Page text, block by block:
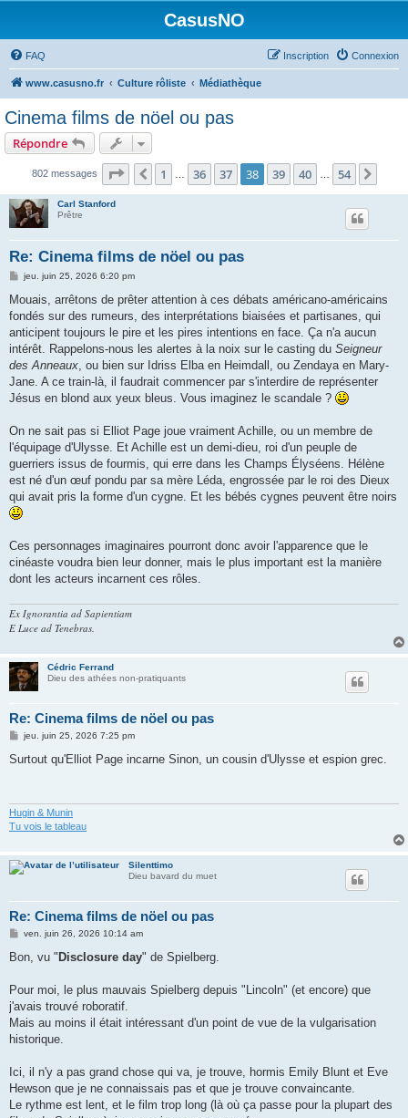
CasusNO
FAQ Connexion
Inscription
www.casusno.fr Culture rôliste Médiathèque
Cinema films de nöel ou pas
Répondre
802 messages Page 38 sur 54
Précédent
1 36 37 38 39 40 54
Carl Stanford
Prêtre
Re: Cinema films de nöel ou pas
M
s
a
g
jeu. juin 25, 2026 6:20 pm
Mouais, arrêtons de prêter attention à ces débats américano-américains
fondés sur des rumeurs, des interprétations biaisées et partisanes, qui
anticipent toujours le pire et les pires intentions en face. Ça n'a aucun
intérêt. Rappelons-nous les alertes à la noix sur le casting du Seigneur
des Anneaux, ou bien sur Idriss Elba en Heimdall, ou Zendaya en Mary-
Jane. A ce train-là, il faudrait commencer par s'interdire de représenter
Jésus en blond aux yeux bleus. Vous imaginez le scandale ?
On ne sait pas si Elliot Page joue vraiment Achille, ou un membre de
l'équipage d'Ulysse. Et Achille est un demi-dieu, roi d'un peuple de
guerriers issus de fourmis, qui erre dans les Champs Élyséens. Hélène
est né d'un œuf pondu par sa mère Léda, engrossée par le roi des Dieux
qui avait pris la forme d'un cygne. Et les bébés cygnes peuvent être noirs
Ces personnages imaginaires pourront donc avoir l'apparence que le
cinéaste voudra bien leur donner, mais le plus important est la manière
dont les acteurs incarnent ces rôles.
Ex Ignorantia ad Sapientiam
E Luce ad Tenebras.
Cédric Ferrand
Dieu des athées non-pratiquants
Re: Cinema films de nöel ou pas
M
s
jeu. juin 25, 2026 7:25 pm
Surtout qu'Elliot Page incarne Sinon, un cousin d'Ulysse et espion grec.
Hugin & Munin
Tu vois le tableau
Silenttimo
Dieu bavard du muet
Re: Cinema films de nöel ou pas
M
s
g
ven. juin 26, 2026 10:14 am
Bon, vu " Disclosure day" de Spielberg.
Pour moi, le plus mauvais Spielberg depuis "Lincoln" (et encore) que
j'avais trouvé roboratif.
Mais au moins il était intéressant d'un point de vue de la vulgarisation
historique.
Ici, il n'y a pas grand chose qui va, je trouve, hormis Emily Blunt et Eve
Hewson que je ne connaissais pas et que je trouve convaincante.
Le rythme est lent, et le film trop long (là où ça passe pour la plupart des